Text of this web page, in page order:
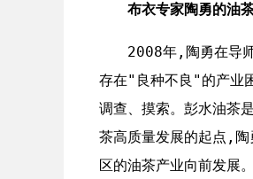
布衣专家陶勇的油
2008年,陶勇在导
存在"良种不良"的产业
调查、摸索。彭水油茶
茶高质量发展的起点,
区的油茶产业向前发展